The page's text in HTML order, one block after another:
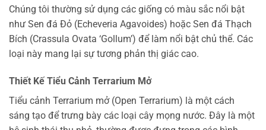
Chúng tôi thường sử dụng các giống có màu sắc nổi bật
như Sen đá Đỏ (Echeveria Agavoides) hoặc Sen đá Thạch
Bích (Crassula Ovata ‘Gollum’) để làm nổi bật chủ thể. Các
loại này mang lại sự tương phản thị giác cao.
Thiết Kế Tiểu Cảnh Terrarium Mở
Tiểu cảnh Terrarium mở (Open Terrarium) là một cách
sáng tạo để trưng bày các loại cây mọng nước. Đây là một